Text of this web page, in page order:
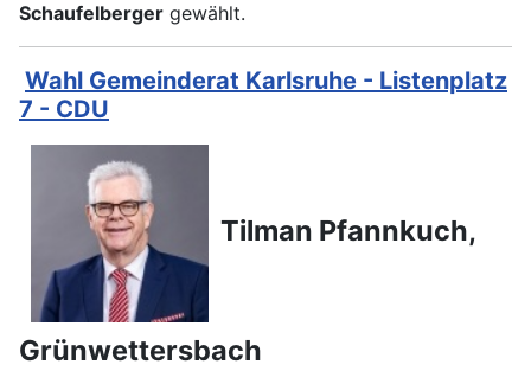
Schaufelberger gewählt.
Wahl Gemeinderat Karlsruhe - Listenplatz
7 - CDU
Tilman Pfannkuch,
Grünwettersbach